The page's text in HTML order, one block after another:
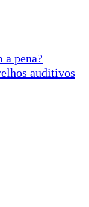
pena?
auditivos